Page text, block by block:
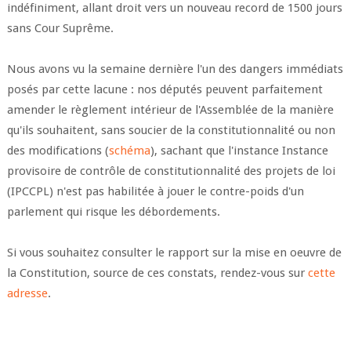
indéfiniment, allant droit vers un nouveau record de 1500 jours
sans Cour Suprême.
Nous avons vu la semaine dernière l'un des dangers immédiats
posés par cette lacune : nos députés peuvent parfaitement
amender le règlement intérieur de l'Assemblée de la manière
qu'ils souhaitent, sans soucier de la constitutionnalité ou non
des modifications (schéma), sachant que l'instance Instance
provisoire de contrôle de constitutionnalité des projets de loi
(IPCCPL) n'est pas habilitée à jouer le contre-poids d'un
parlement qui risque les débordements.
Si vous souhaitez consulter le rapport sur la mise en oeuvre de
la Constitution, source de ces constats, rendez-vous sur cette
adresse.